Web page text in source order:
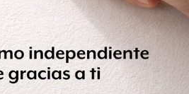
en la audiencia, celebrada en el
Sesiones de la CIDH, Encinas
del nuevo gobierno con el
para fortalecer la relación
del mismo.